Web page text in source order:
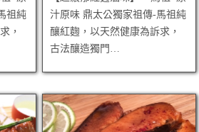
祖純
，
汁原味 鼎太公獨家祖傳-馬祖純
釀紅麴，以天然健康為訴求，
古法釀造獨門…